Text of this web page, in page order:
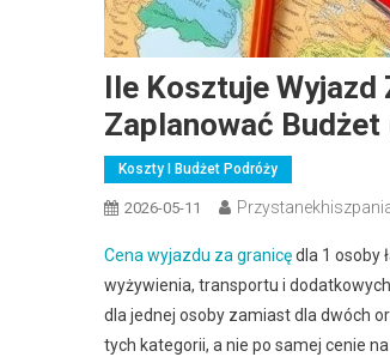
Ile Kosztuje Wyjazd
Zaplanować
Koszty I Budżet Podróży
2026-05-11
Cena wyjazdu za granicędla 1 osoby
wyżywienia, transportu i
dla jednej osoby zamiast dla dwóch
tych kategorii, a nie po samej cenie